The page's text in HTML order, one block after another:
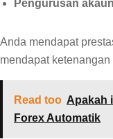
Pengurusan
Anda mendapat
mendapat ketenangan
Read too Apakah
Forex Automatik